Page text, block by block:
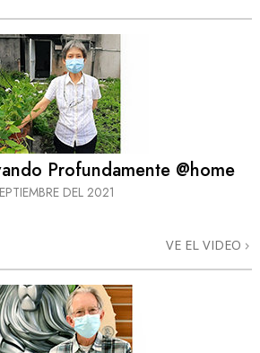
Profundamente @home
DEL 2021
VE EL VIDEO